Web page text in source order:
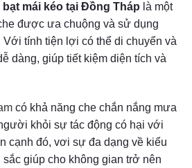
bạt mái kéo tại Đồng Tháp là một
được ưa chuộng và sử dụng
Với tính tiện lợi có thể di chuyển và
dàng, giúp tiết kiệm diện tích và
có khả năng che chắn nắng mưa
khỏi sự tác động có hại với
cạnh đó, vơi sự đa dạng về kiểu
sắc giúp cho không gian trở nên